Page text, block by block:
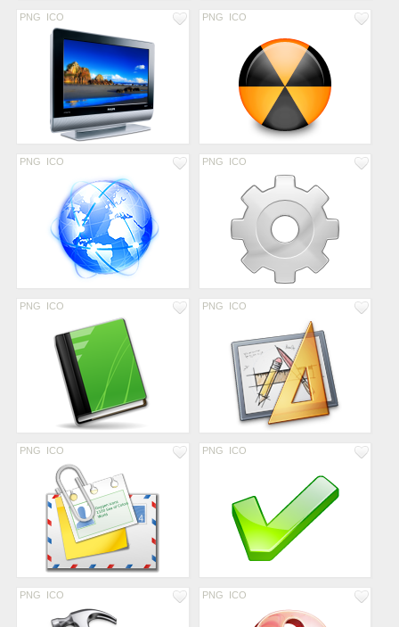
PNG ICO PNG ICO
PNG ICO PNG ICO
PNG ICO PNG ICO
PNG ICO PNG ICO
PNG ICO PNG ICO